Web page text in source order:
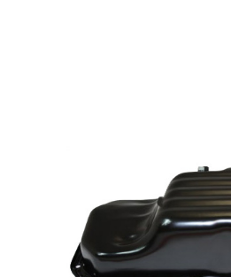
Bedrijfswagen parts
Contact